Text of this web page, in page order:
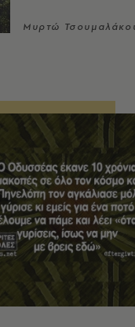
Μυρτώ